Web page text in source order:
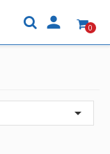
 0
